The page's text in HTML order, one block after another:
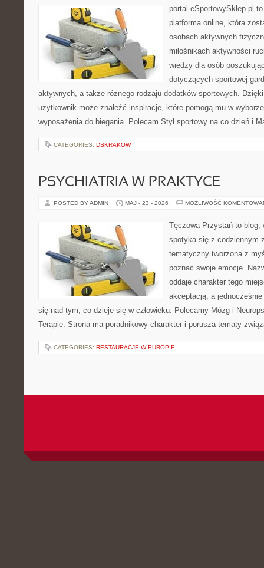
portal eSportowySklep.pl
platforma online, która
osobach aktywnych
miłośnikach aktywności
wiedzy dla osób
dotyczących sportowej
aktywnych, a także różnego rodzaju dodatków sportowych.
użytkownik może znaleźć inspiracje, które pomogą mu w
wyposażenia do biegania. Polecam Styl sportowy na co dzień i
CATEGORIES: DSKRAKOW
PSYCHIATRIA W PRAKTYCE
POSTED BY ADMIN MAJ - 23 - 2026 MOŻLIWOŚĆ
Tęczowa Przystań to blog,
spotyka się z codziennym
tematyczny tworzona z
poznać swoje emocje.
oddaje charakter tego
akceptacją, a
się nad tym, co dzieje się w człowieku. Polecamy Mózg i
Terapie. Strona ma poradnikowy charakter i porusza tematy
CATEGORIES: RESTAURACJE W EUROPIE